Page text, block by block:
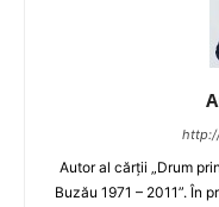
Autor al cărţii „Drum
Buzău 1971 – 2011”. În